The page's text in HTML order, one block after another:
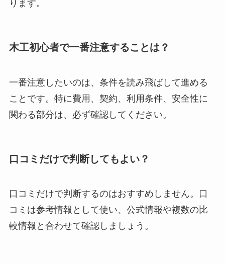
ります。
木工初心者で一番注意することは？
一番注意したいのは、条件を読み飛ばして進める
ことです。特に費用、契約、利用条件、安全性に
関わる部分は、必ず確認してください。
口コミだけで判断してもよい？
口コミだけで判断するのはおすすめしません。口
コミは参考情報として使い、公式情報や複数の比
較情報と合わせて確認しましょう。